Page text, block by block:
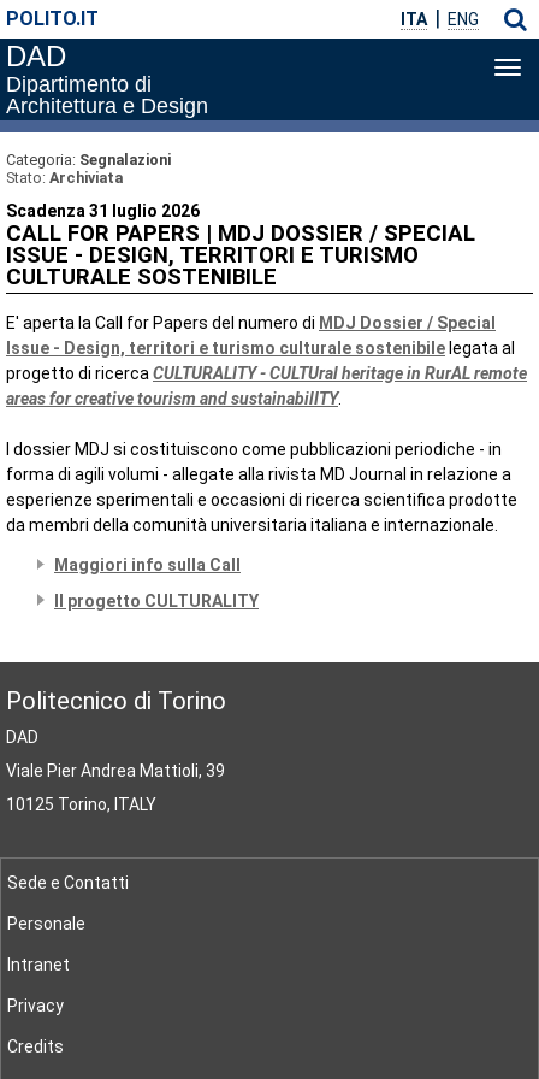
POLITO.IT ITA ENG
DAD
Dipartimento di
Architettura e Design
di
Categoria: Segnalazioni
Stato: Archiviata
Scadenza 31 luglio 2026
CALL FOR PAPERS | MDJ DOSSIER / SPECIAL
ISSUE - DESIGN, TERRITORI E TURISMO
CULTURALE SOSTENIBILE
E' aperta la Call for Papers del numero di MDJ Dossier / Special
Issue - Design, territori e turismo culturale sostenibile legata al
progetto di ricercaCULTURALITY - CULTUral heritage in RurAL remote
areas for creative tourism and sustainabilITY.
I dossier MDJ si costituiscono come pubblicazioni periodiche - in
forma di agili volumi - allegate alla rivista MD Journal in relazione a
esperienze sperimentali e occasioni di ricerca scientifica prodotte
da membri della comunità universitaria italiana e internazionale.
Maggiori info sulla Call
Il progetto CULTURALITY
Politecnico di Torino
DAD
Viale Pier Andrea Mattioli, 39
10125 Torino, ITALY
Sede e Contatti
Personale
Intranet
Privacy
Credits